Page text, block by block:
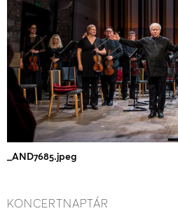
_AND7685.jpeg
KONCERTNAPTÁR